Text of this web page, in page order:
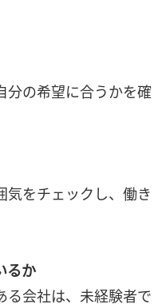
分の希望に合うかを確
気をチェックし、働き
るか
る会社は、未経験者で